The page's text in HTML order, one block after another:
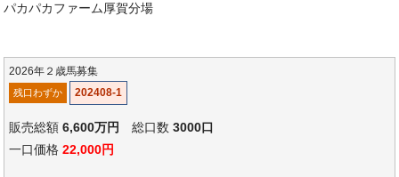
パカパカファーム厚賀分場
2026年２歳馬募集
残口わずか 202408-1
販売総額6,600万円 総口数3000口
一口価格22,000円